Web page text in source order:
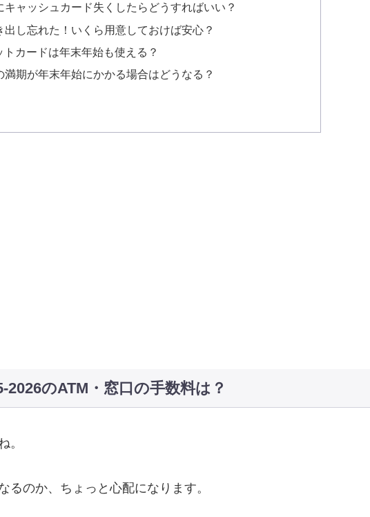
キャッシュカード失くしたらどうすればいい？
出し忘れた！いくら用意しておけば安心？
カードは年末年始も使える？
満期が年末年始にかかる場合はどうなる？
2026のATM・窓口の手数料は？
。
るのか、ちょっと心配になります。